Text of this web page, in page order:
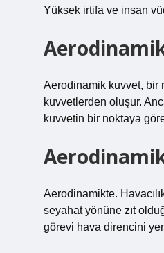
Yüksek irtifa ve insan
Aerodinamik kuvvet, bir
kuvvetlerden oluşur.
kuvvetin bir noktaya
Aerodinamikte.
seyahat yönüne zıt
görevi hava direncini